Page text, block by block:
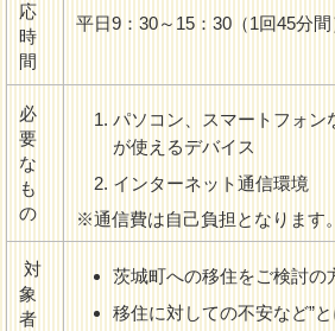
応
時
間
平日9：30～15：30（1回45分間
必
要
な
も
の
パソコン、スマートフォン
が使えるデバイス
インターネット通信環境
※通信費は自己負担となります。
対
象
者
茨城町への移住をご検討の
移住に対しての不安など”